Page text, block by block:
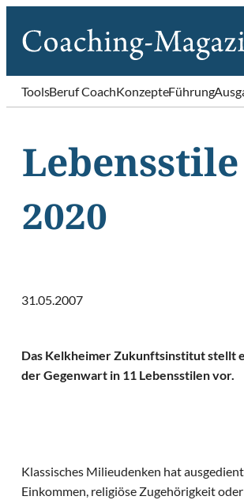
ToolsBeruf CoachKonzepteFührung
Lebensstile
2020
31.05.2007
Das Kelkheimer Zukunftsinstitut stellt
der Gegenwart in 11 Lebensstilen vor.
Klassisches Milieudenken hat
Einkommen, religiöse Zugehörigkeit